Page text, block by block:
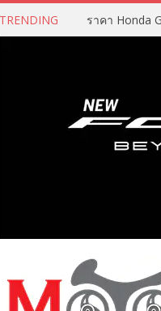
TRENDING ราคา Honda